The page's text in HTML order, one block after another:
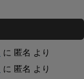
に 匿名 より
に 匿名 より